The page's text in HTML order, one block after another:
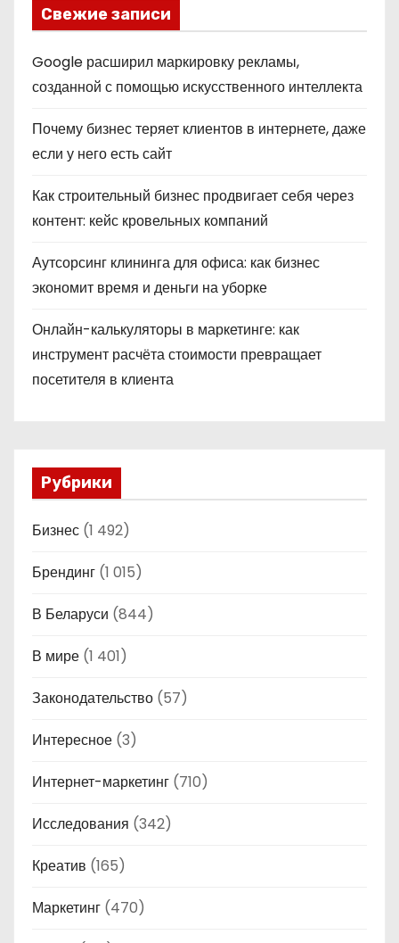
Свежие записи
Google расширил маркировку рекламы,
созданной с помощью искусственного интеллекта
Почему бизнес теряет клиентов в интернете, даже
если у него есть сайт
Как строительный бизнес продвигает себя через
контент: кейс кровельных компаний
Аутсорсинг клининга для офиса: как бизнес
экономит время и деньги на уборке
Онлайн-калькуляторы в маркетинге: как
инструмент расчёта стоимости превращает
посетителя в клиента
Рубрики
Бизнес (1 492)
Брендинг (1 015)
В Беларуси (844)
В мире (1 401)
Законодательство (57)
Интересное (3)
Интернет-маркетинг (710)
Исследования (342)
Креатив (165)
Маркетинг (470)